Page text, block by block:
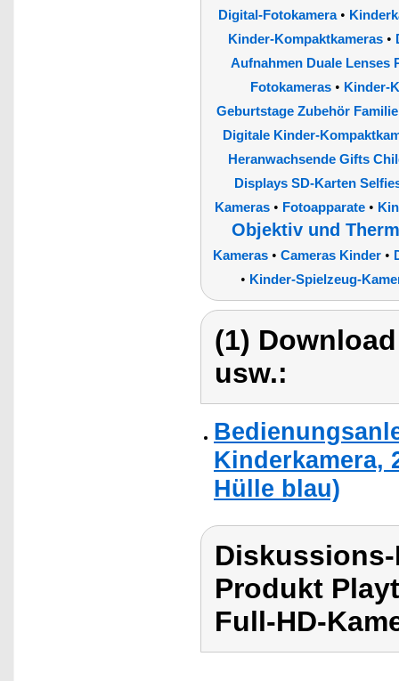
Digital-Fotokamera•
Kinder-Kompaktkameras •
Aufnahmen Duale Lenses
Fotokameras • Kinder-
Geburtstage Zubehör
Digitale Kinder-
Heranwachsende Gifts
Displays SD-Karten
Kameras • Fotoapparate •
Objektiv und
Kameras• Cameras Kinder•
• Kinder-Spielzeug-
(1)
usw.:
Kinderkamera,
Hülle blau)
Produkt
Full-HD-